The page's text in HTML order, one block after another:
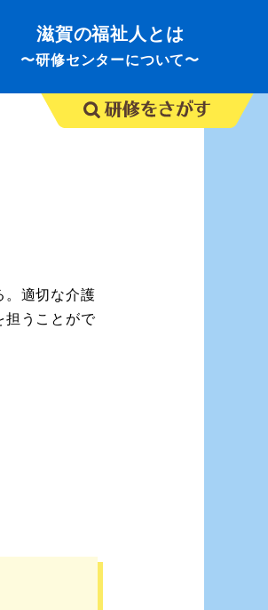
滋賀の福祉人とは
〜研修センターについて〜
。適切な介護
担うことがで